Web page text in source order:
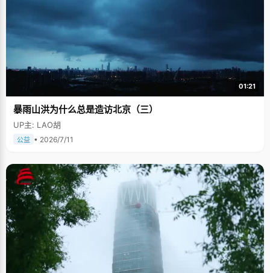
01:21
暴雨山洪为什么总是造访北京（三）
UP主: LAO胡
公益 • 2026/7/11